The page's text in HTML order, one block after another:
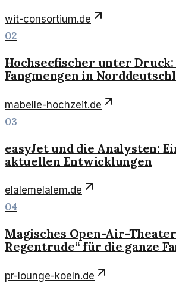
wit-consortium.de
02
Hochseefischer unter Druck:
Fangmengen in
mabelle-hochzeit.de
03
easyJet und die Analysten:
aktuellen Entwicklungen
elalemelalem.de
04
Magisches Open-Air-
Regentrude“ für die ganze
pr-lounge-koeln.de